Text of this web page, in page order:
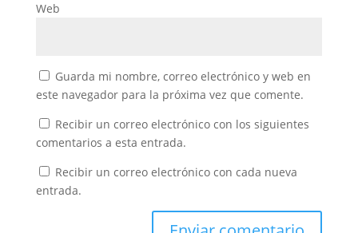
Web
Guarda mi nombre, correo electrónico y web en
este navegador para la próxima vez que comente.
Recibir un correo electrónico con los siguientes
comentarios a esta entrada.
Recibir un correo electrónico con cada nueva
entrada.